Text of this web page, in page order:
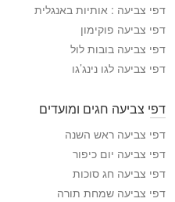
י
ע
ה
דפי צביעה : אותיות באנגלית
דפי צביעה פוקימון
דפי צביעה בובות לול
דפי צביעה לגו נינג’גו
דפי צביעה חגים ומועדים
דפי צביעה ראש השנה
דפי צביעה יום כיפור
דפי צביעה חג סוכות
דפי צביעה שמחת תורה